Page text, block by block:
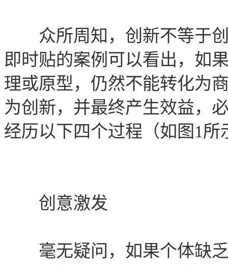
众所周知，创新不等于创
即时贴的案例可以看出，如
理或原型，仍然不能转化为
为创新，并最终产生效益，
经历以下四个过程（如图1所
创意激发
毫无疑问，如果个体缺乏